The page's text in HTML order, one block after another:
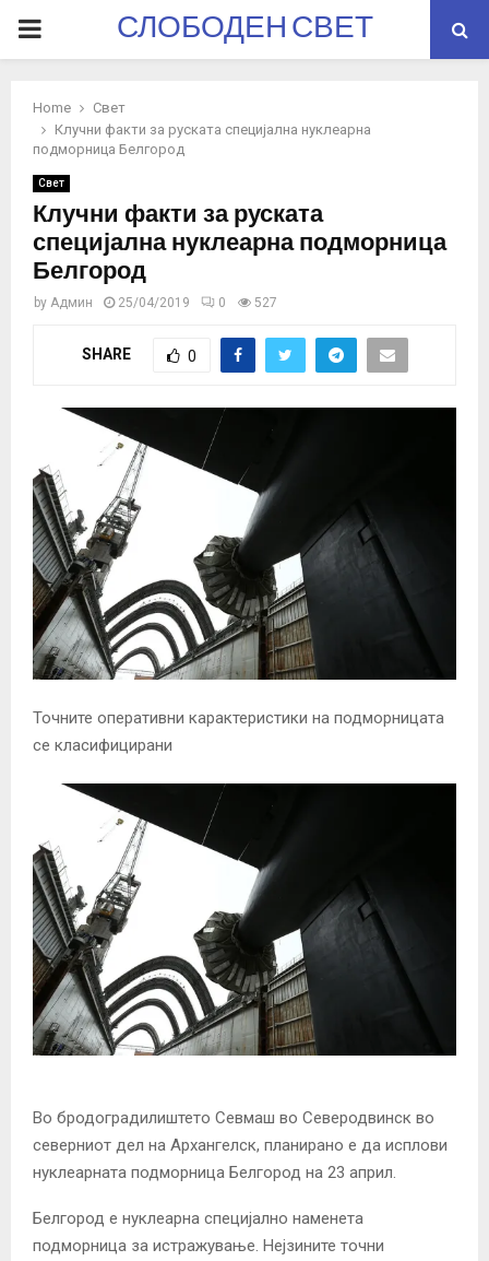
PRIMARYСЛОБОДЕН СВЕТ
Home
Свет
Клучни факти за руската специјална нуклеарна
подморница Белгород
Свет
Клучни факти за руската
специјална нуклеарна подморница
Белгород
by Админ 25/04/2019 0 527
SHARE 0
Точните оперативни карактеристики на подморницата
се класифицирани
Во бродоградилиштето Севмаш во Северодвинск во
северниот дел на Архангелск, планирано е да исплови
нуклеарната подморница Белгород на 23 април.
Белгород е нуклеарна специјално наменета
подморница за истражување. Нејзините точни